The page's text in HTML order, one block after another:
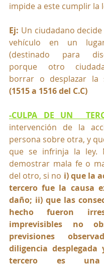
impide a este cumplir la
Ej: Un ciudadano
vehículo en un
(destinado para
porque otro
(1515 a 1516 del C.C)
-CULPA DE UN
intervención de la
persona sobre otra, y
que se infrinja la ley.
demostrar mala fe o
del otro, si no i) que la
tercero fue la causa
daño; ii) que las
hecho fueron
imprevisibles no
previsiones
diligencia
tercero es una